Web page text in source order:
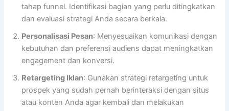
tahap funnel. Identifikasi bagian yang perlu ditingkatkan
dan evaluasi strategi Anda secara berkala.
Personalisasi Pesan: Menyesuaikan komunikasi dengan
kebutuhan dan preferensi audiens dapat meningkatkan
engagement dan konversi.
Retargeting Iklan: Gunakan strategi retargeting untuk
prospek yang sudah pernah berinteraksi dengan situs
atau konten Anda agar kembali dan melakukan